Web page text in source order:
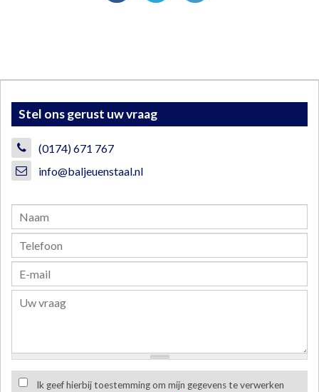
Stel ons gerust uw vraag
(0174) 671 767
info@baljeuenstaal.nl
Ik geef hierbij toestemming om mijn gegevens te verwerken